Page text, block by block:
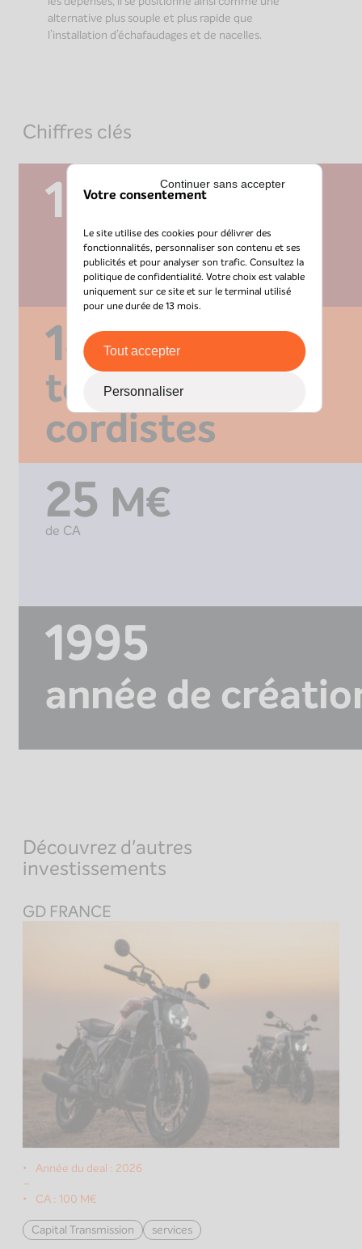
alternative plus souple et plus rapide que
l’installation d’échafaudages et de nacelles.
Chiffres clés
12agences
140
techniciens
cordistes
25 M€
de CA
1995
année de
Découvrez d'autres
investissements
GD FRANCE
Année du deal : 2026
–
CA : 100 M€
Capital Transmission
services
Votre consentement
Le site utilise des cookies pour délivrer des
fonctionnalités, personnaliser son contenu et ses
publicités et pour analyser son trafic. Consultez la
politique de confidentialité. Votre choix est valable
uniquement sur ce site et sur le terminal utilisé
pour une durée de 13 mois.
Tout accepter
Personnaliser
Continuer sans accepter